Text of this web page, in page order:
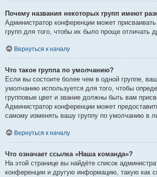
Почему названия некоторых групп имеют
Администратор конференции может присваивать
групп для того, чтобы их было проще отличать
Вернуться к началу
Что такое группа по умолчанию?
Если вы состоите более чем в одной группе,
умолчанию используется для того, чтобы
групповые цвет и звание должны быть вам
Администратор конференции может
самому изменять вашу группу по умолчанию в
Вернуться к началу
Что означает ссылка «Наша команда»?
На этой странице вы найдёте список
конференции и другую информацию, такую как